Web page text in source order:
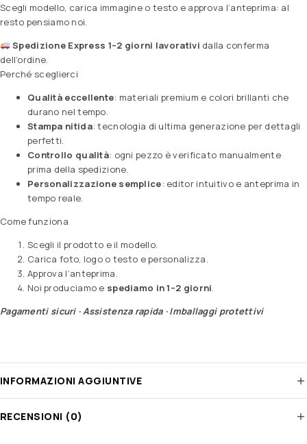
Scegli modello, carica immagine o testo e approva l’anteprima: al
resto pensiamo noi.
Spedizione Express 1–2 giorni lavorativi dalla conferma
dell’ordine.
Perché sceglierci
Qualità eccellente: materiali premium e colori brillanti che
durano nel tempo.
Stampa nitida: tecnologia di ultima generazione per dettagli
perfetti.
Controllo qualità: ogni pezzo è verificato manualmente
prima della spedizione.
Personalizzazione semplice: editor intuitivo e anteprima in
tempo reale.
Come funziona
Scegli il prodotto e il modello.
Carica foto, logo o testo e personalizza.
Approva l’anteprima.
Noi produciamo e spediamo in 1–2 giorni.
Pagamenti sicuri · Assistenza rapida · Imballaggi protettivi
INFORMAZIONI AGGIUNTIVE
RECENSIONI (0)